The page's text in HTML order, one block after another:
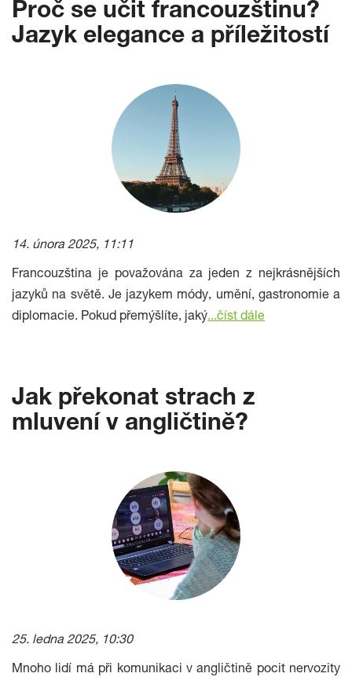
Proč se učit francouzštinu?
Jazyk elegance a příležitostí
14. února 2025, 11:11
Francouzština je považována za jeden z nejkrásnějších
jazyků na světě. Je jazykem módy, umění, gastronomie a
diplomacie. Pokud přemýšlíte, jaký...číst dále
Jak překonat strach z
mluvení v angličtině?
25. ledna 2025, 10:30
Mnoho lidí má při komunikaci v angličtině pocit nervozity